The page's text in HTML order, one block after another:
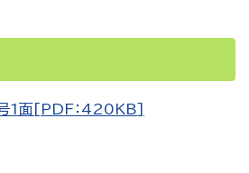
1面[PDF：420KB]